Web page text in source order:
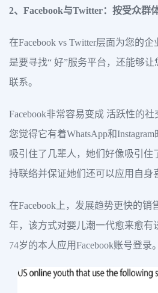
2、Facebook与Twitter：按受众群
在Facebook vs Twitter层面为您的
是要寻找“ 好”服务平台，还能够
联系。
Facebook非常容易变成 活跃性的
您觉得它有着WhatsApp和
吸引住了几辈人，她们好像吸引住
持联络并保证她们还可以应用自身
在Facebook上，发展趋势更快的
年，该方式对婴儿潮一代愈来愈有
74岁的本人应用Facebook账号登录。